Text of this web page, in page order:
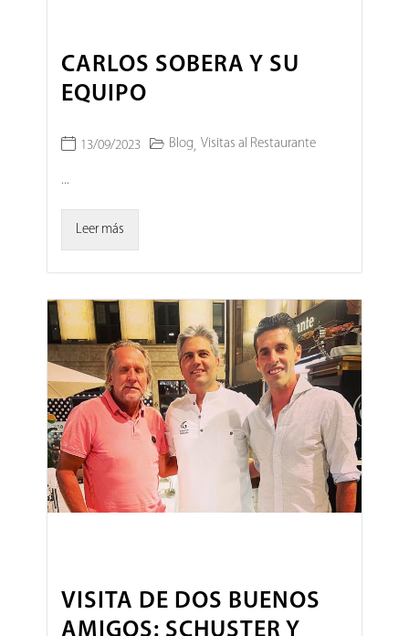
CARLOS SOBERA Y SU
EQUIPO
13/09/2023 Blog, Visitas al Restaurante
...
Leer más
VISITA DE DOS BUENOS
AMIGOS: SCHUSTER Y